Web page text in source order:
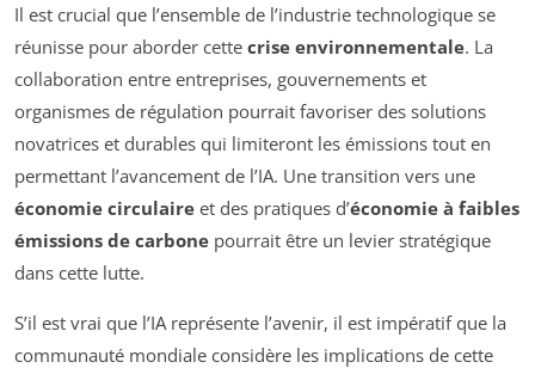
Il est crucial que l’ensemble de l’industrie technologique se
réunisse pour aborder cette crise environnementale. La
collaboration entre entreprises, gouvernements et
organismes de régulation pourrait favoriser des solutions
novatrices et durables qui limiteront les émissions tout en
permettant l’avancement de l’IA. Une transition vers une
économie circulaire et des pratiques d’économie à faibles
émissions de carbone pourrait être un levier stratégique
dans cette lutte.
S’il est vrai que l’IA représente l’avenir, il est impératif que la
communauté mondiale considère les implications de cette